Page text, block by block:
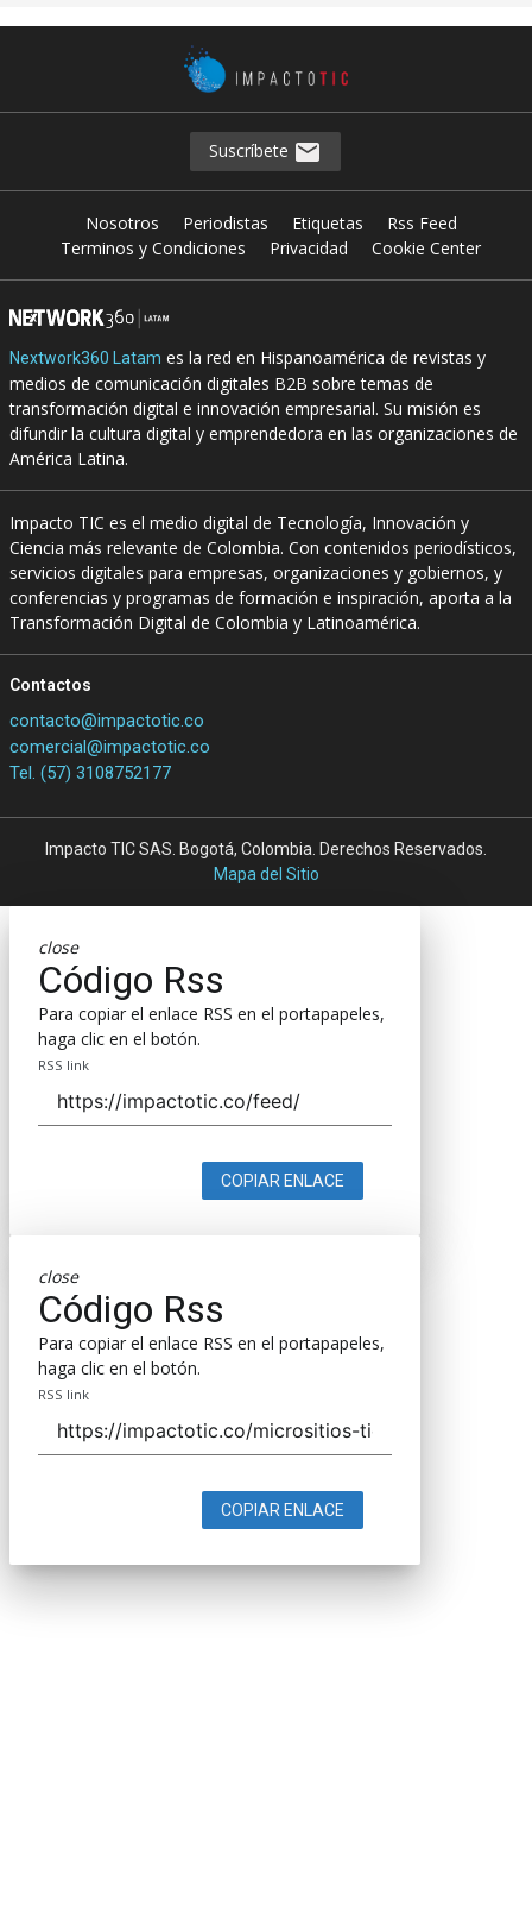
Suscríbete
Nosotros Periodistas Etiquetas
Rss Feed
Terminos y Condiciones
Privacidad Cookie Center
Nextwork360 Latam es la red en Hispanoamérica de revistas y
medios de comunicación digitales B2B sobre temas de
transformación digital e innovación empresarial. Su misión es
difundir la cultura digital y emprendedora en las organizaciones de
América Latina.
Impacto TIC es el medio digital de Tecnología, Innovación y
Ciencia más relevante de Colombia. Con contenidos periodísticos,
servicios digitales para empresas, organizaciones y gobiernos, y
conferencias y programas de formación e inspiración, aporta a la
Transformación Digital de Colombia y Latinoamérica.
Contactos
contacto@impactotic.co
comercial@impactotic.co
Tel. (57) 3108752177
Impacto TIC SAS. Bogotá, Colombia. Derechos Reservados.
Mapa del Sitio
close
Código Rss
Para copiar el enlace RSS en el portapapeles,
haga clic en el botón.
RSS link
COPIAR ENLACE
close
Código Rss
Para copiar el enlace RSS en el portapapeles,
haga clic en el botón.
RSS link
COPIAR ENLACE